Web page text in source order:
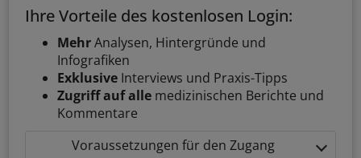
Ihre Vorteile des kostenlosen Login:
MehrAnalysen, Hintergründe und
Infografiken
Exklusive Interviews und Praxis-Tipps
Zugriff auf alle medizinischen Berichte und
Kommentare
Voraussetzungen für den Zugang